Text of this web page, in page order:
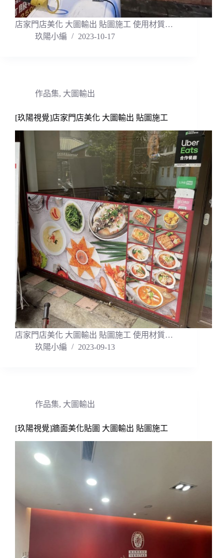
店家門店美化 大圖輸出 貼圖施工 使用材質…
玖陽小編
2023-10-17
作品集, 大圖輸出
[玖陽視覺]店家門店美化 大圖輸出 貼圖施工
店家門店美化 大圖輸出 貼圖施工 使用材質…
玖陽小編
2023-09-13
作品集, 大圖輸出
[玖陽視覺]牆面美化貼圖 大圖輸出 貼圖施工